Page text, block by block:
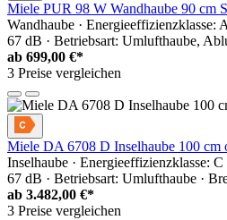
Miele PUR 98 W Wandhaube 90 cm
Wandhaube · Energieeffizienzklasse:
67 dB · Betriebsart: Umlufthaube,
ab 699,00 €*
3 Preise vergleichen
Miele DA 6708 D Inselhaube 100 cm
Inselhaube · Energieeffizienzklasse:
67 dB · Betriebsart: Umlufthaube ·
ab 3.482,00 €*
3 Preise vergleichen